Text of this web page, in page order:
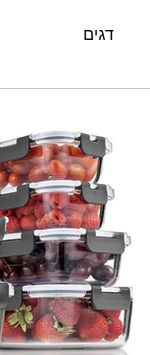
דגים
קינוחים אפיה
צמחוני טבעוני
ממולאים לחמים